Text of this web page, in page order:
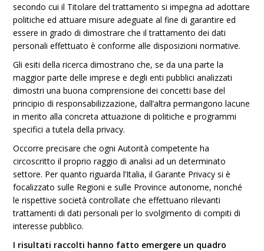
secondo cui il Titolare del trattamento si impegna ad adottare
politiche ed attuare misure adeguate al fine di garantire ed
essere in grado di dimostrare che il trattamento dei dati
personali effettuato è conforme alle disposizioni normative.
Gli esiti della ricerca dimostrano che, se da una parte la
maggior parte delle imprese e degli enti pubblici analizzati
dimostri una buona comprensione dei concetti base del
principio di responsabilizzazione, dall’altra permangono lacune
in merito alla concreta attuazione di politiche e programmi
specifici a tutela della privacy.
Occorre precisare che ogni Autorità competente ha
circoscritto il proprio raggio di analisi ad un determinato
settore. Per quanto riguarda l’Italia, il Garante Privacy si è
focalizzato sulle Regioni e sulle Province autonome, nonché
le rispettive società controllate che effettuano rilevanti
trattamenti di dati personali per lo svolgimento di compiti di
interesse pubblico.
I risultati raccolti hanno fatto emergere un quadro